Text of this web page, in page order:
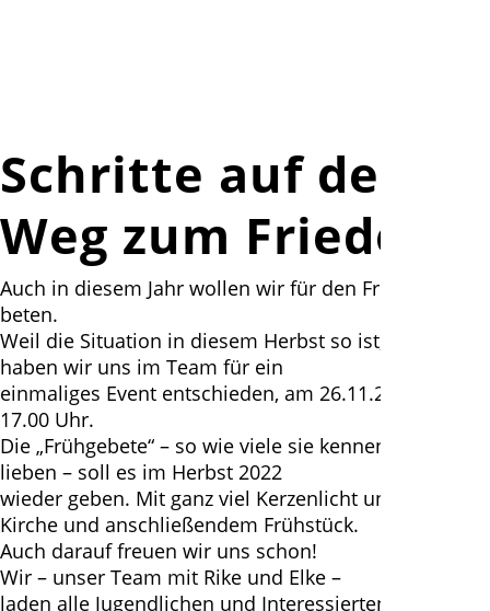
Schritte auf dem
Weg zum Frieden
Auch in diesem Jahr wollen wir für den Frieden
beten.
Weil die Situation in diesem Herbst so ist, wie sie ist,
haben wir uns im Team für ein
einmaliges Event entschieden, am 26.11.2021 um
17.00 Uhr.
Die „Frühgebete“ – so wie viele sie kennen und
lieben – soll es im Herbst 2022
wieder geben. Mit ganz viel Kerzenlicht und voller
Kirche und anschließendem Frühstück.
Auch darauf freuen wir uns schon!
Wir – unser Team mit Rike und Elke –
laden alle Jugendlichen und Interessierten zum